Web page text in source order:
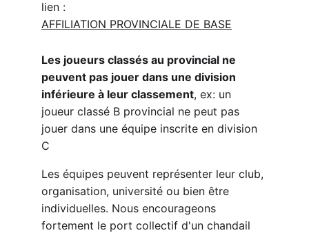
lien :
AFFILIATION PROVINCIALE DE BASE
Les joueurs classés au provincial ne
peuvent pas jouer dans une division
inférieure à leur classement, ex: un
joueur classé B provincial ne peut pas
jouer dans une équipe inscrite en division
C
Les équipes peuvent représenter leur club,
organisation, université ou bien être
individuelles. Nous encourageons
fortement le port collectif d'un chandail